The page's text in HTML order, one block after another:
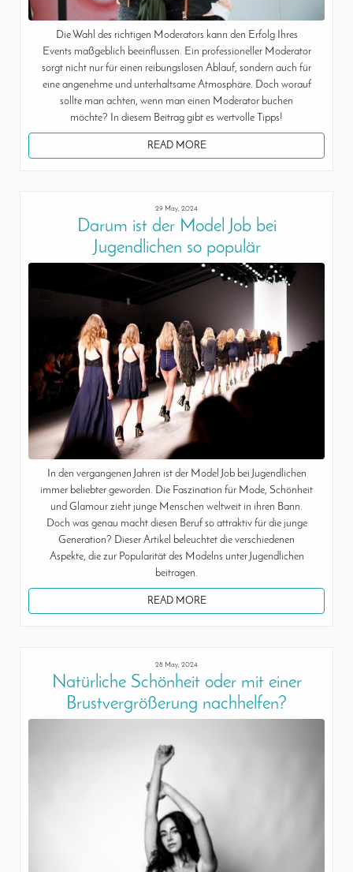
Die Wahl des richtigen Moderators kann den Erfolg Ihres
Events maßgeblich beeinflussen. Ein professioneller Moderator
sorgt nicht nur für einen reibungslosen Ablauf, sondern auch für
eine angenehme und unterhaltsame Atmosphäre. Doch worauf
sollte man achten, wenn man einen Moderator buchen
möchte? In diesem Beitrag gibt es wertvolle Tipps!
READ MORE
29 May, 2024
Darum ist der Model Job bei
Jugendlichen so populär
In den vergangenen Jahren ist der Model Job bei Jugendlichen
immer beliebter geworden. Die Faszination für Mode, Schönheit
und Glamour zieht junge Menschen weltweit in ihren Bann.
Doch was genau macht diesen Beruf so attraktiv für die junge
Generation? Dieser Artikel beleuchtet die verschiedenen
Aspekte, die zur Popularität des Modelns unter Jugendlichen
beitragen.
READ MORE
28 May, 2024
Natürliche Schönheit oder mit einer
Brustvergrößerung nachhelfen?